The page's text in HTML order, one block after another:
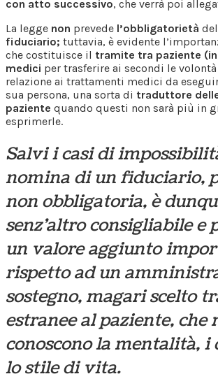
con atto successivo, che verrà poi
La legge non prevede l’obbligatorietà
fiduciario; tuttavia, è evidente
che costituisce il tramite tra paziente
medici per trasferire ai secondi le
relazione ai trattamenti medici da
sua persona, una sorta di traduttore
paziente quando questi non sarà più in
esprimerle.
Salvi i casi di
nomina di un fiduciario,
non obbligatoria, è
senz’altro consigliabile e
un valore aggiunto
rispetto ad un
sostegno, magari scelto
estranee al paziente, che
conoscono la mentalità, i
lo stile di vita.